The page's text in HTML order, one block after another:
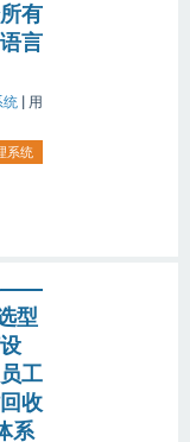
有
言
统
用
系统
——
型
工
收
系